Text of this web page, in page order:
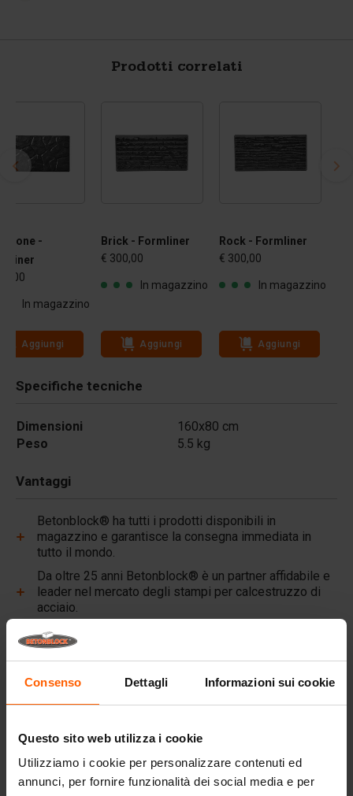
Consenso Dettagli Informazioni sui cookie
Questo sito web utilizza i cookie
Utilizziamo i cookie per personalizzare contenuti ed
annunci, per fornire funzionalità dei social media e per
Prodotti correlati
-
In magazzino
Aggiungi
Brick - Formliner
€ 300,00
In magazzino
Aggiungi
Rock - Formliner
€ 300,00
In magazzino
Aggiungi
Specifiche tecniche
Dimensioni
160x80 cm
Peso
5.5 kg
Vantaggi
Betonblock® ha tutti i prodotti disponibili in
magazzino e garantisce la consegna immediata in
tutto il mondo.
Da oltre 25 anni Betonblock® è un partner affidabile e
leader nel mercato degli stampi per calcestruzzo di
acciaio.
Link utili
Pareti divisorie
Lastre superiori
Blocchi di calcestruzzo
Attrezzature di sollevamento
Attrezzature di movimentazione